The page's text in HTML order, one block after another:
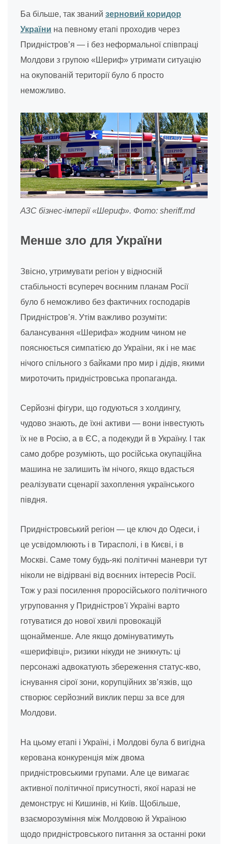
Ба більше, так званий зерновий коридор
України на певному етапі проходив через
Придністров’я — і без неформальної співпраці
Молдови з групою «Шериф» утримати ситуацію
на окупованій території було б просто
неможливо.
АЗС бізнес-імперії «Шериф». Фото: sheriff.md
Менше зло для України
Звісно, утримувати регіон у відносній
стабільності всупереч воєнним планам Росії
було б неможливо без фактичних господарів
Придністров’я. Утім важливо розуміти:
балансування «Шерифа» жодним чином не
пояснюється симпатією до України, як і не має
нічого спільного з байками про мир і дідів, якими
мироточить придністровська пропаганда.
Серйозні фігури, що годуються з холдингу,
чудово знають, де їхні активи — вони інвестують
їх не в Росію, а в ЄС, а подекуди й в Україну. І так
само добре розуміють, що російська окупаційна
машина не залишить їм нічого, якщо вдасться
реалізувати сценарії захоплення українського
півдня.
Придністровський регіон — це ключ до Одеси, і
це усвідомлюють і в Тирасполі, і в Києві, і в
Москві. Саме тому будь-які політичні маневри тут
ніколи не відірвані від воєнних інтересів Росії.
Тож у разі посилення проросійського політичного
угруповання у Придністров'ї Україні варто
готуватися до нової хвилі провокацій
щонайменше. Але якщо домінуватимуть
«шерифівці», ризики нікуди не зникнуть: ці
персонажі адвокатують збереження статус-кво,
існування сірої зони, корупційних звʼязків, що
створює серйозний виклик перш за все для
Молдови.
На цьому етапі і Україні, і Молдові була б вигідна
керована конкуренція між двома
придністровськими групами. Але це вимагає
активної політичної присутності, якої наразі не
демонструє ні Кишинів, ні Київ. Щобільше,
взаєморозуміння між Молдовою й Україною
щодо придністровського питання за останні роки